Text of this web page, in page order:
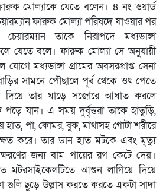
মোল্যাকে যেতে বলেন। ৪ নং ওয়ার্ড
ফারুক মোল্যা পরিষদে যাওয়ার পর
তাকে নিরাপদে মধ্যডাঙ্গা
যেতে বলে। ফারুক মোল্যা সে অনুযায়ী
মধ্যডাঙ্গা গ্রামের অবসরপ্রাপ্ত সেনা
সামনে পৌছালে পূর্ব থেকে ওৎ পেতে
দিয়ে তার ঘাড়ে সজোরে আঘাত করলে
যান। এ সময় দুর্বৃত্তরা তাকে হাতুড়ি,
হাত, পা, কোমর, বুক, মাথাসহ গোটা শরীরে
করে। তার ডান হাত মটকে এবং মৃত্যু
জন্য বাম পায়ের রগ কেটে দেয়।
মটরসাইকেলটিতে আগুন লাগিয়ে দিয়ে
গুলি ছুড়ে উল্লাস করতে করতে একটা সাদা